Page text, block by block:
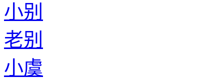
小别
老别
小虞